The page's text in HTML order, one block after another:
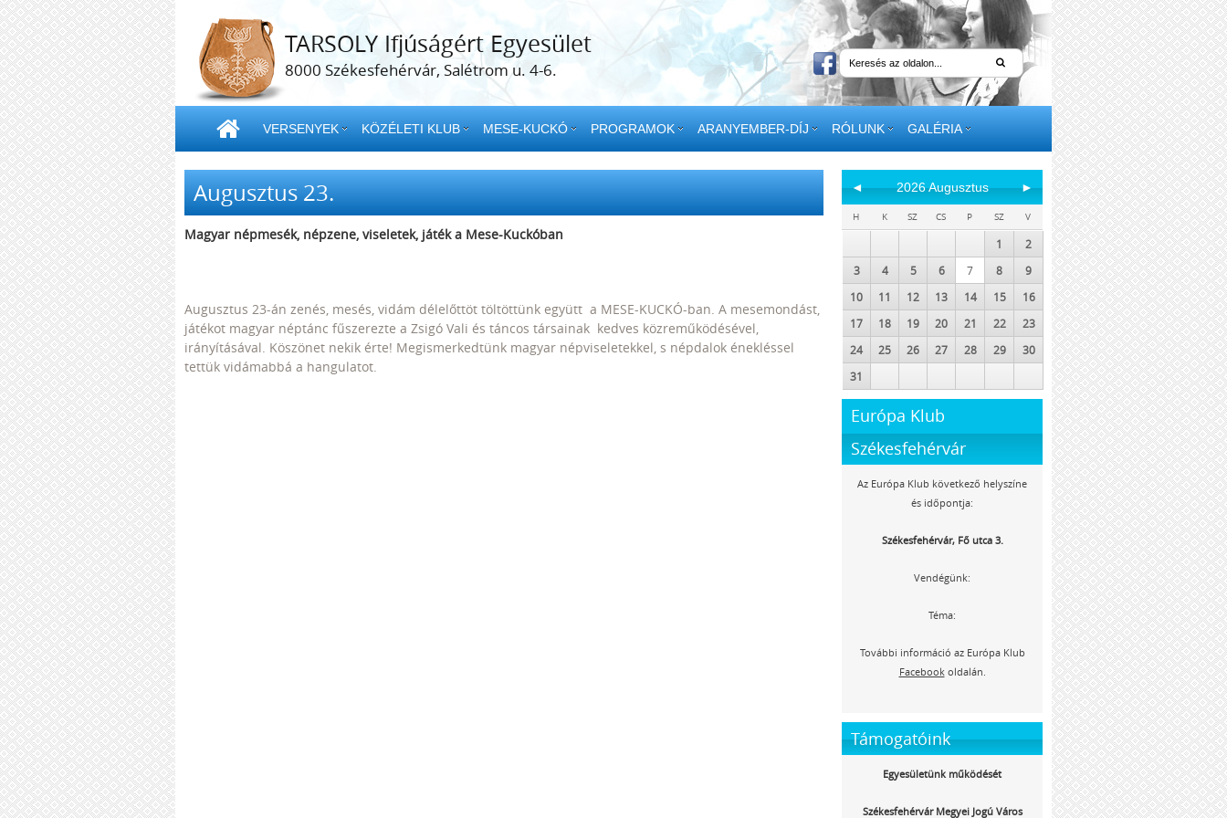
TARSOLY Ifjúságért Egyesület
8000 Székesfehérvár, Salétrom u. 4-6.
VERSENYEK KÖZÉLETI KLUB MESE-KUCKÓ PROGRAMOK ARANYEMBER-DÍJ RÓLUNK GALÉRIA
Augusztus 23.
Magyar népmesék, népzene, viseletek, játék a Mese-Kuckóban
Augusztus 23-án zenés, mesés, vidám délelőttöt töltöttünk együtt a MESE-KUCKÓ-ban. A mesemondást,
játékot magyar néptánc fűszerezte a Zsigó Vali és táncos társainak kedves közreműködésével,
irányításával. Köszönet nekik érte! Megismerkedtünk magyar népviseletekkel, s népdalok énekléssel
tettük vidámabbá a hangulatot.
◄ 2026 Augusztus ►
H K SZ CS P SZ V
1
2
3
4 5 6 7 8
9
10
11 12 13 14 15
16
17
18 19 20 21 22
23
24
25 26 27 28 29
30
31
Európa Klub
Székesfehérvár
Az Európa Klub következő helyszíne
és időpontja:
Székesfehérvár, Fő utca 3.
Vendégünk:
Téma:
További információ az Európa Klub
Facebookoldalán.
Támogatóink
Egyesületünk működését
Székesfehérvár Megyei Jogú Város